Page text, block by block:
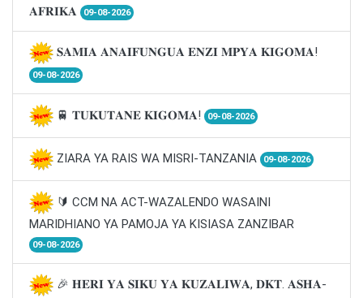
𝐀𝐅𝐑𝐈𝐊𝐀
09-08-2026
𝐒𝐀𝐌𝐈𝐀 𝐀𝐍𝐀𝐈𝐅𝐔𝐍𝐆𝐔𝐀 𝐄𝐍𝐙𝐈 𝐌𝐏𝐘𝐀 𝐊𝐈𝐆𝐎𝐌𝐀!
09-08-2026
🚆 𝐓𝐔𝐊𝐔𝐓𝐀𝐍𝐄 𝐊𝐈𝐆𝐎𝐌𝐀! 09-08-2026
ZIARA YA RAIS WA MISRI-TANZANIA 09-08-2026
🔰 CCM NA ACT-WAZALENDO WASAINI
MARIDHIANO YA PAMOJA YA KISIASA ZANZIBAR
09-08-2026
🎉 𝐇𝐄𝐑𝐈 𝐘𝐀 𝐒𝐈𝐊𝐔 𝐘𝐀 𝐊𝐔𝐙𝐀𝐋𝐈𝐖𝐀, 𝐃𝐊𝐓. 𝐀𝐒𝐇𝐀-